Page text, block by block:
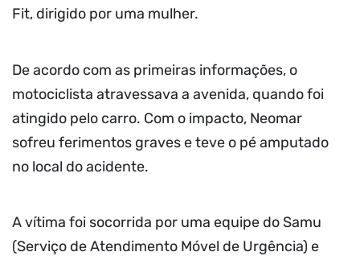
Fit, dirigido por uma mulher.
De acordo com as primeiras informações, o
motociclista atravessava a avenida, quando foi
atingido pelo carro. Com o impacto, Neomar
sofreu ferimentos graves e teve o pé amputado
no local do acidente.
A vítima foi socorrida por uma equipe do Samu
(Serviço de Atendimento Móvel de Urgência) e